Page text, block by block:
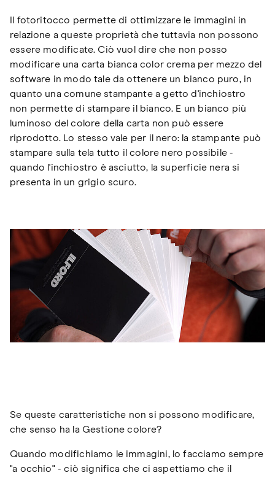
Il fotoritocco permette di ottimizzare le immagini in
relazione a queste proprietà che tuttavia non possono
essere modificate. Ciò vuol dire che non posso
modificare una carta bianca color crema per mezzo del
software in modo tale da ottenere un bianco puro, in
quanto una comune stampante a getto d'inchiostro
non permette di stampare il bianco. E un bianco più
luminoso del colore della carta non può essere
riprodotto. Lo stesso vale per il nero: la stampante può
stampare sulla tela tutto il colore nero possibile -
quando l'inchiostro è asciutto, la superficie nera si
presenta in un grigio scuro.
Se queste caratteristiche non si possono modificare,
che senso ha la Gestione colore?
Quando modifichiamo le immagini, lo facciamo sempre
"a occhio" - ciò significa che ci aspettiamo che il